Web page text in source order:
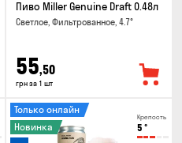
Пиво Miller Genuine Draft 0.48л
Светлое, Фильтрованное, 4.7°
55,50
грн за 1 шт
Крепость
5 °
Только онлайн
Новинка